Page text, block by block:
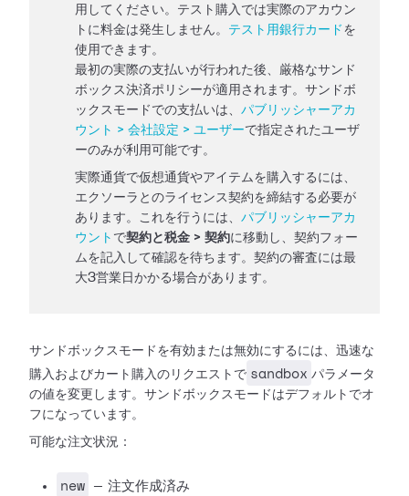
用してください。テスト購入では実際のアカウン
トに料金は発生しません。 テスト用銀行カード を
使用できます。
最初の実際の支払いが行われた後、厳格なサンド
ボックス決済ポリシーが適用されます。サンドボ
ックスモードでの支払いは、 パブリッシャーアカ
ウント > 会社設定 > ユーザーで指定されたユーザ
ーのみが利用可能です。
実際通貨で仮想通貨やアイテムを購入するには、
エクソーラとのライセンス契約を締結する必要が
あります。これを行うには、 パブリッシャーアカ
ウント で契約と税金 > 契約に移動し、契約フォー
ムを記入して確認を待ちます。契約の審査には最
大3営業日かかる場合があります。
サンドボックスモードを有効または無効にするには、迅速な
購入およびカート購入のリクエストで sandbox パラメータ
の値を変更します。サンドボックスモードはデフォルトでオ
フになっています。
可能な注文状況：
new — 注文作成済み